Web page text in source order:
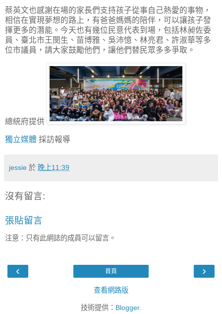
蔡英文也感謝在場的家長們支持孩子從事自己熱愛的事物，
相信在實現夢想的路上，有爸爸媽媽的陪伴，可以讓孩子發
揮更多的潛能。今天也有幾位民意代表到場，包括林昶佐委
員、臺北市王閔生、苗博雅、吳沛憶、林亮君、許淑華等多
位市議員，請大家鼓勵他們，讓他們替民眾多多爭取。
總統府提供
獨立媒體 採訪報導
jessie 於 晚上11:39
沒有留言:
張貼留言
注意：只有此網誌的成員可以留言。
‹ ›
首頁
查看網路版
技術提供： Blogger.